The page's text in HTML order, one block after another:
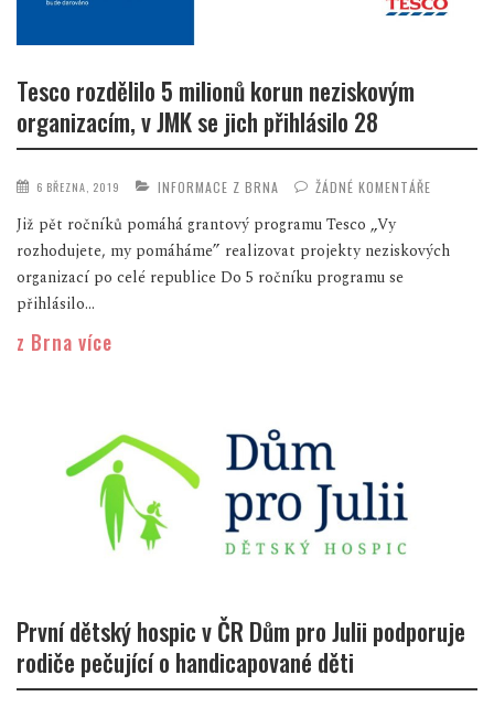
Tesco rozdělilo 5 milionů korun neziskovým
organizacím, v JMK se jich přihlásilo 28
6 BŘEZNA, 2019 INFORMACE Z BRNA ŽÁDNÉ KOMENTÁŘE
Již pět ročníků pomáhá grantový programu Tesco „Vy
rozhodujete, my pomáháme” realizovat projekty neziskových
organizací po celé republice Do 5 ročníku programu se
přihlásilo...
z Brna více
První dětský hospic v ČR Dům pro Julii podporuje
rodiče pečující o handicapované děti